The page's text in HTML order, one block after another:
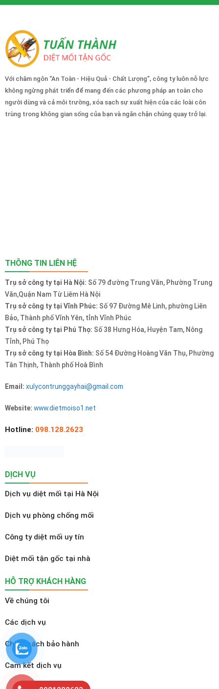
Với châm ngôn “An Toàn - Hiệu Quả - Chất Lượng”, công ty luôn nỗ lực
không ngừng phát triển để mang đến các phương pháp an toàn cho
người dùng và cả môi trường, xóa sạch sự xuất hiện của các loài côn
trùng trong không gian sống của bạn và ngăn chặn chúng quay trở lại.
THÔNG TIN LIÊN HỆ
Trụ sở công ty tại Hà Nội: Số 79 đường Trung Văn, Phường Trung
Văn,Quận Nam Từ Liêm Hà Nội
Trụ sở công ty tại Vĩnh Phúc: Số 97 Đường Mê Linh, phường Liên
Bảo, Thành phố Vĩnh Yên, tỉnh Vĩnh Phúc
Trụ sở công ty tại Phú Thọ: Số 38 Hưng Hóa, Huyện Tam, Nông
Tỉnh, Phú Thọ
Trụ sở công ty tại Hòa Bình: Số 54 Đường Hoàng Văn Thụ, Phường
Tân Thịnh, Thành phố Hoà Bình
Email: xulycontrunggayhai@gmail.com
Website: www.dietmoiso1.net
Hotline: 098.128.2623
DỊCH VỤ
Dịch vụ diệt mối tại Hà Nội
Dịch vụ phòng chống mối
Công ty diệt mối uy tín
Diệt mối tận gốc tại nhà
HỖ TRỢ KHÁCH HÀNG
Về chúng tôi
Các dịch vụ
Chính sách bảo hành
Cam kết dịch vụ